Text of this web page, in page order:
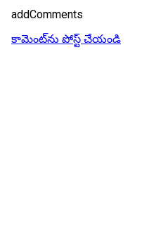
addComments
కామెంట్‌ను పోస్ట్ చేయండి